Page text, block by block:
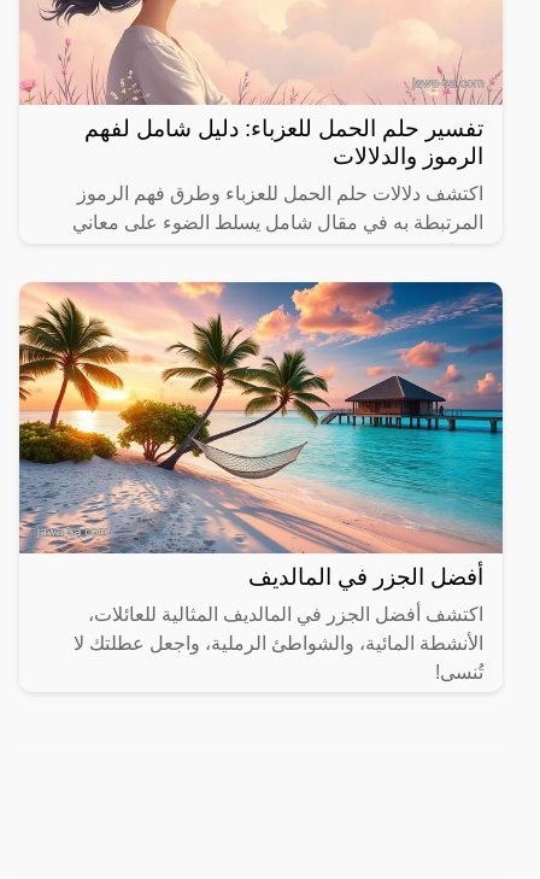
تفسير حلم الحمل للعزباء: دليل شامل لفهم
الرموز والدلالات
اكتشف دلالات حلم الحمل للعزباء وطرق فهم الرموز
المرتبطة به في مقال شامل يسلط الضوء على معاني
أفضل الجزر في المالديف
اكتشف أفضل الجزر في المالديف المثالية للعائلات،
الأنشطة المائية، والشواطئ الرملية، واجعل عطلتك لا
تُنسى!